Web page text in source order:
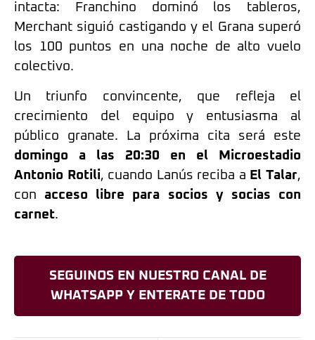
intacta: Franchino dominó los tableros,
Merchant siguió castigando y el Grana superó
los 100 puntos en una noche de alto vuelo
colectivo.
Un triunfo convincente, que refleja el
crecimiento del equipo y entusiasma al
público granate. La próxima cita será este
domingo a las 20:30 en el Microestadio
Antonio Rotili, cuando Lanús reciba a El Talar,
con acceso libre para socios y socias con
carnet.
SEGUINOS EN NUESTRO CANAL DE
WHATSAPP Y ENTERATE DE TODO